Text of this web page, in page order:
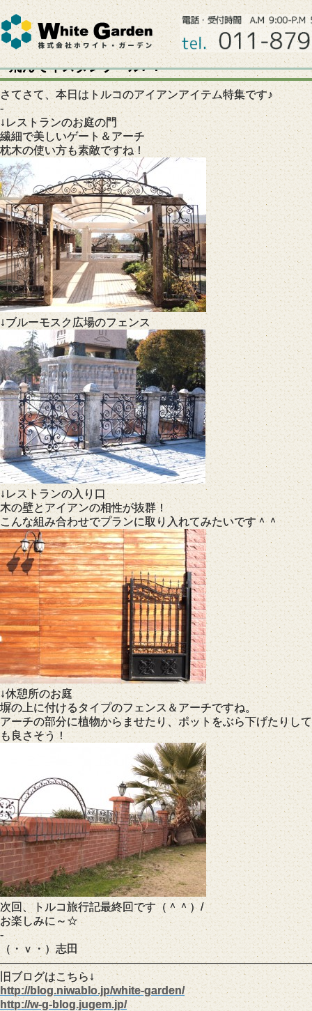
飛んでイスタンブール♪４
さてさて、本日はトルコのアイアンアイテム特集です♪
-
↓レストランのお庭の門
繊細で美しいゲート＆アーチ
枕木の使い方も素敵ですね！
↓ブルーモスク広場のフェンス
↓レストランの入り口
木の壁とアイアンの相性が抜群！
こんな組み合わせでプランに取り入れてみたいです＾＾
↓休憩所のお庭
塀の上に付けるタイプのフェンス＆アーチですね。
アーチの部分に植物からませたり、ポットをぶら下げたりして
も良さそう！
次回、トルコ旅行記最終回です（＾＾）/
お楽しみに～☆
-
（・ｖ・）志田
旧ブログはこちら↓
http://blog.niwablo.jp/white-garden/
http://w-g-blog.jugem.jp/